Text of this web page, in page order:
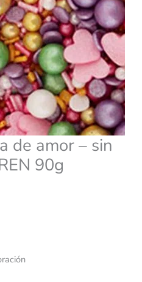
de amor – sin
90g